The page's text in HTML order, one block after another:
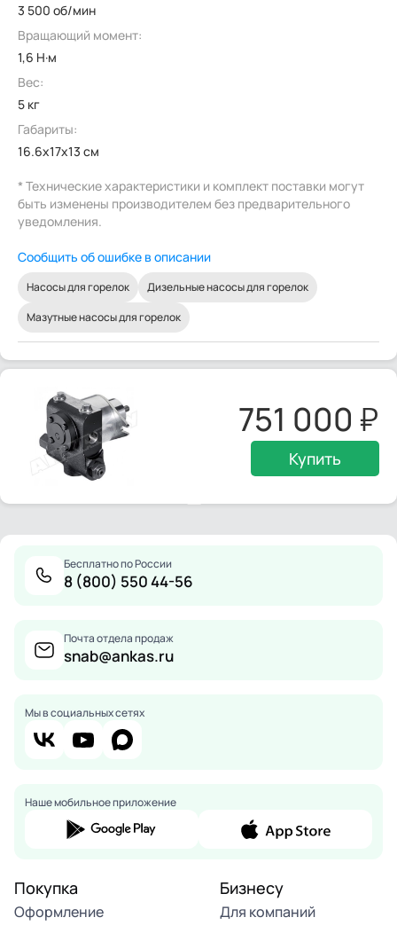
3 500 об/мин
Вращающий момент:
1,6 Н·м
Вес:
5 кг
Габариты:
16.6x17x13 см
* Технические характеристики и комплект поставки могут
быть изменены производителем без предварительного
уведомления.
Сообщить об ошибке в описании
Насосы для горелок
Дизельные насосы для горелок
Мазутные насосы для горелок
751 000
Купить
Бесплатно по России
8 (800) 550 44-56
Почта отдела продаж
snab@ankas.ru
Мы в социальных сетях
Наше мобильное приложение
Покупка
Оформление
Бизнесу
Для компаний